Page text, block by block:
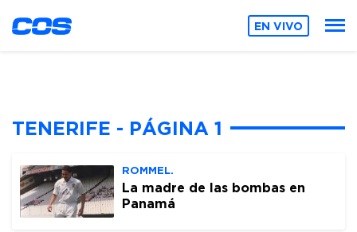
EN VIVO
TENERIFE - PÁGINA 1
ROMMEL.
La madre de las bombas en
Panamá